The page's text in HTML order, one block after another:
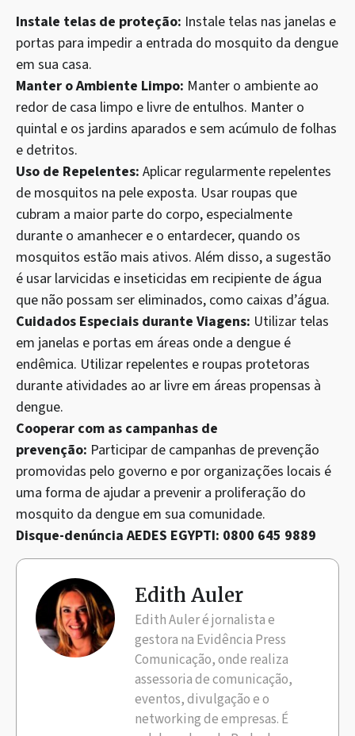
Instale telas de proteção: Instale telas nas janelas e
portas para impedir a entrada do mosquito da dengue
em sua casa.
Manter o Ambiente Limpo: Manter o ambiente ao
redor de casa limpo e livre de entulhos. Manter o
quintal e os jardins aparados e sem acúmulo de folhas
e detritos.
Uso de Repelentes: Aplicar regularmente repelentes
de mosquitos na pele exposta. Usar roupas que
cubram a maior parte do corpo, especialmente
durante o amanhecer e o entardecer, quando os
mosquitos estão mais ativos. Além disso, a sugestão
é usar larvicidas e inseticidas em recipiente de água
que não possam ser eliminados, como caixas d’água.
Cuidados Especiais durante Viagens: Utilizar telas
em janelas e portas em áreas onde a dengue é
endêmica. Utilizar repelentes e roupas protetoras
durante atividades ao ar livre em áreas propensas à
dengue.
Cooperar com as campanhas de
prevenção: Participar de campanhas de prevenção
promovidas pelo governo e por organizações locais é
uma forma de ajudar a prevenir a proliferação do
mosquito da dengue em sua comunidade.
Disque-denúncia AEDES EGYPTI: 0800 645 9889
Edith Auler
Edith Auler é jornalista e
gestora na Evidência Press
Comunicação, onde realiza
assessoria de comunicação,
eventos, divulgação e o
networking de empresas. É